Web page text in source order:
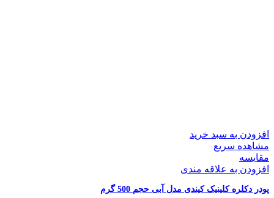
افزودن به سبد خرید
مشاهده سریع
مقایسه
افزودن به علاقه مندی
پودر دکلره کلینیک کیندی مدل آبی حجم 500 گرم